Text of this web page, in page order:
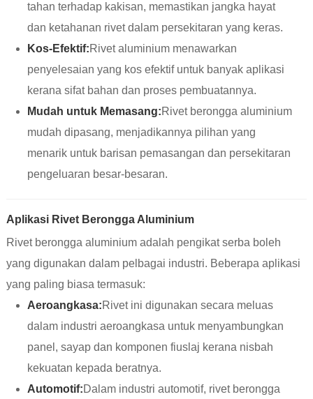
tahan terhadap kakisan, memastikan jangka hayat
dan ketahanan rivet dalam persekitaran yang keras.
Kos-Efektif:Rivet aluminium menawarkan
penyelesaian yang kos efektif untuk banyak aplikasi
kerana sifat bahan dan proses pembuatannya.
Mudah untuk Memasang:Rivet berongga aluminium
mudah dipasang, menjadikannya pilihan yang
menarik untuk barisan pemasangan dan persekitaran
pengeluaran besar-besaran.
Aplikasi Rivet Berongga Aluminium
Rivet berongga aluminium adalah pengikat serba boleh
yang digunakan dalam pelbagai industri. Beberapa aplikasi
yang paling biasa termasuk:
Aeroangkasa:Rivet ini digunakan secara meluas
dalam industri aeroangkasa untuk menyambungkan
panel, sayap dan komponen fiuslaj kerana nisbah
kekuatan kepada beratnya.
Automotif:Dalam industri automotif, rivet berongga